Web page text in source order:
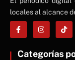
locales al alcance
Categorías